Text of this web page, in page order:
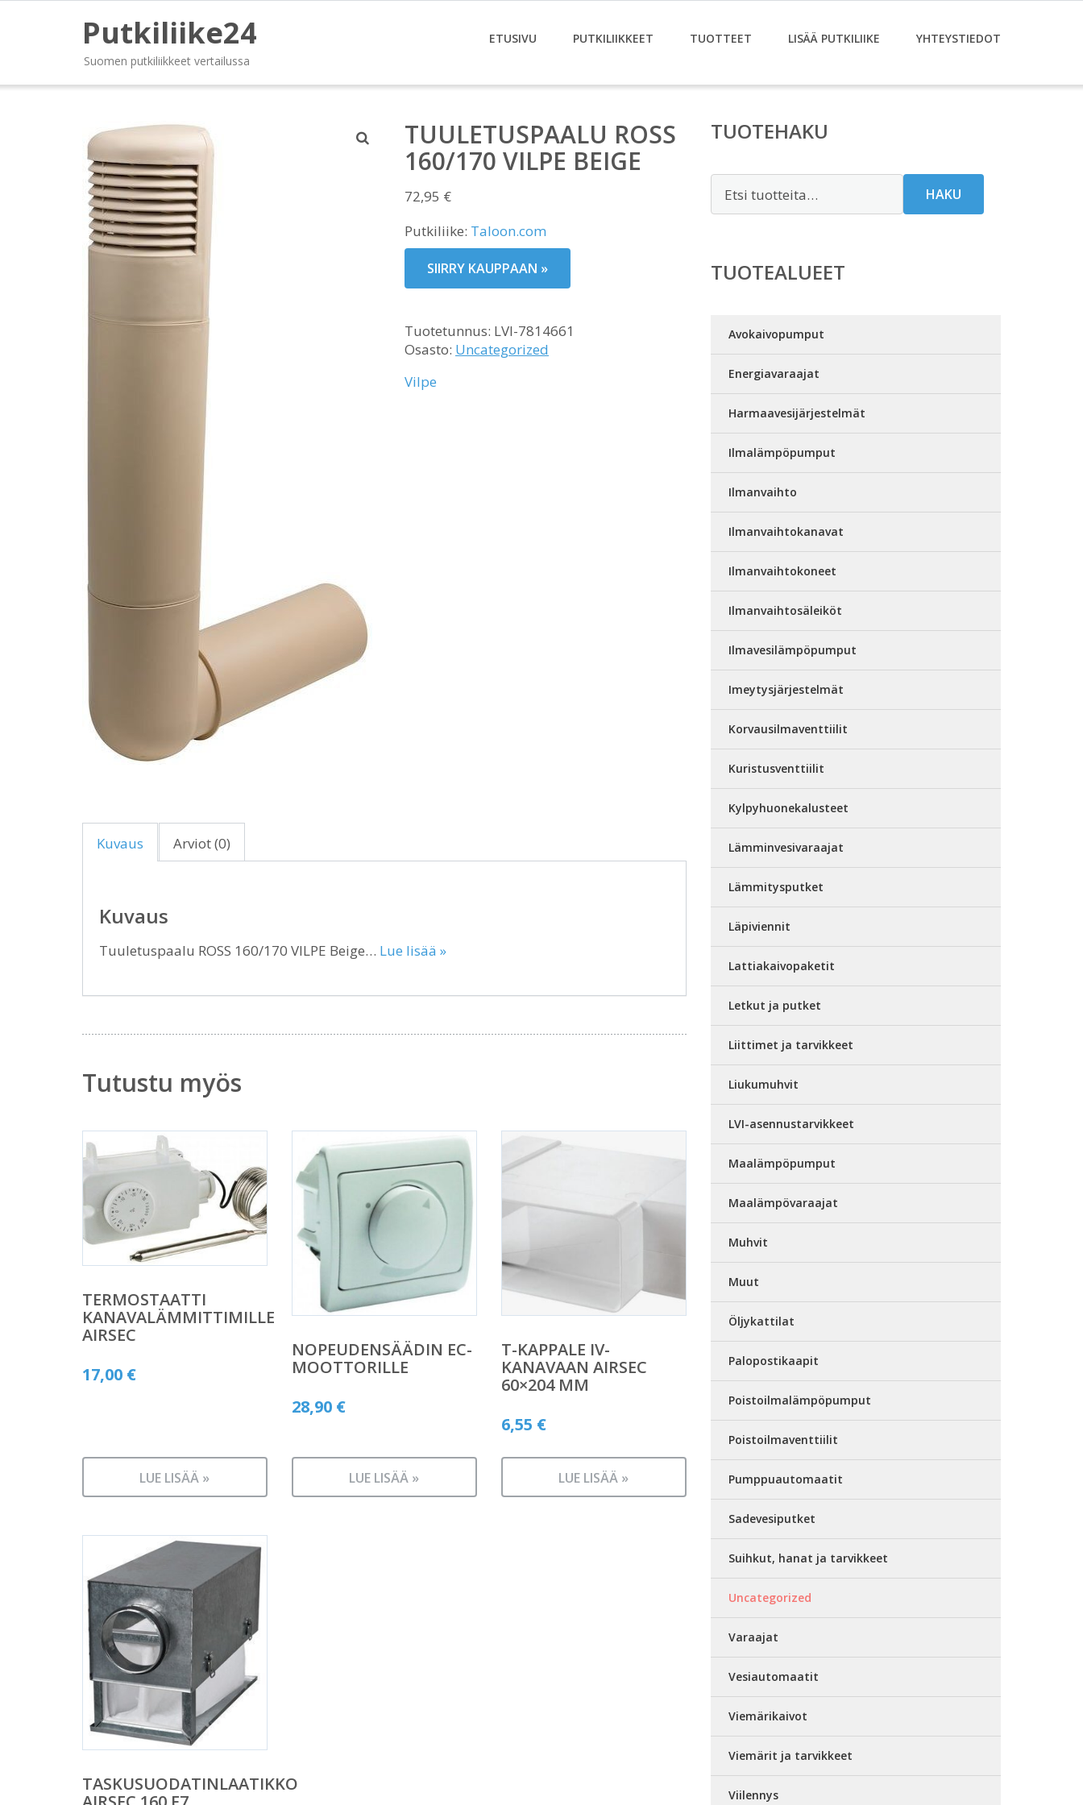
Putkiliike24
Suomen putkiliikkeet vertailussa
ETUSIVU PUTKILIIKKEET TUOTTEET LISÄÄ PUTKILIIKE YHTEYSTIEDOT
TUULETUSPAALU ROSS
160/170 VILPE BEIGE
72,95 €
Putkiliike: Taloon.com
SIIRRY KAUPPAAN »
Tuotetunnus: LVI-7814661
Osasto: Uncategorized
Vilpe
Kuvaus Arviot (0)
Kuvaus
Tuuletuspaalu ROSS 160/170 VILPE Beige… Lue lisää »
Tutustu myös
TERMOSTAATTI
KANAVALÄMMITTIMILLE
AIRSEC
17,00 €
LUE LISÄÄ »
NOPEUDENSÄÄDIN EC-
MOOTTORILLE
28,90 €
LUE LISÄÄ »
T-KAPPALE IV-
KANAVAAN AIRSEC
60×204 MM
6,55 €
LUE LISÄÄ »
TASKUSUODATINLAATIKKO
TUOTEHAKU
HAKU
TUOTEALUEET
Avokaivopumput
Energiavaraajat
Harmaavesijärjestelmät
Ilmalämpöpumput
Ilmanvaihto
Ilmanvaihtokanavat
Ilmanvaihtokoneet
Ilmanvaihtosäleiköt
Ilmavesilämpöpumput
Imeytysjärjestelmät
Korvausilmaventtiilit
Kuristusventtiilit
Kylpyhuonekalusteet
Lämminvesivaraajat
Lämmitysputket
Läpiviennit
Lattiakaivopaketit
Letkut ja putket
Liittimet ja tarvikkeet
Liukumuhvit
LVI-asennustarvikkeet
Maalämpöpumput
Maalämpövaraajat
Muhvit
Muut
Öljykattilat
Palopostikaapit
Poistoilmalämpöpumput
Poistoilmaventtiilit
Pumppuautomaatit
Sadevesiputket
Suihkut, hanat ja tarvikkeet
Uncategorized
Varaajat
Vesiautomaatit
Viemärikaivot
Viemärit ja tarvikkeet
Viilennys